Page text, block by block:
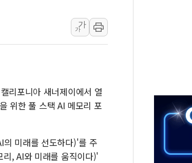
양주 섬유염색공장서 화재 1명 중상…대응 1단계 진압 중
정관 산업부 장관 "주 52시간 손봐야, 경쟁상대 中과 비교해
우크라 드론 전술, 중남미 콜롬비아에 새 안보 위기… 반군·마
해해경, 독도 해상서 부유물 감긴 어선 구조
주한미군 "오산기지 누출, 백린 아닌 무해한 표면 부식 물질"
구미 폐염산처리업체서 불 2시간30여분만에 진화...외국인
해군과 함께하는 '불금전파, 송정' 시즌2
가
가
리포니아 새너제이에서 열
위한 풀 스택 AI 메모리 포
미래를 선도하다)'를 주
, AI와 미래를 움직이다)'